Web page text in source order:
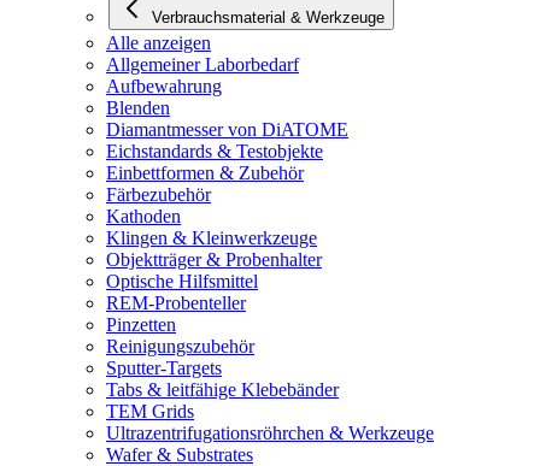
Verbrauchsmaterial & Werkzeuge
Alle anzeigen
Allgemeiner Laborbedarf
Aufbewahrung
Blenden
Diamantmesser von DiATOME
Eichstandards & Testobjekte
Einbettformen & Zubehör
Färbezubehör
Kathoden
Klingen & Kleinwerkzeuge
Objektträger & Probenhalter
Optische Hilfsmittel
REM-Probenteller
Pinzetten
Reinigungszubehör
Sputter-Targets
Tabs & leitfähige Klebebänder
TEM Grids
Ultrazentrifugationsröhrchen & Werkzeuge
Wafer & Substrates